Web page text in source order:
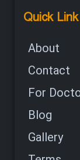
Quick Link
About
Contact
For
Blog
Gallery